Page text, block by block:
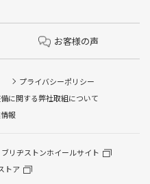
お客様の声
プライバシーポリシー
に関する弊社取組について
報
ブリヂストンホイールサイト
トア